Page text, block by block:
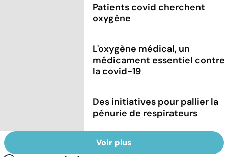
Patients covid cherchent
oxygène
L'oxygène médical, un
médicament essentiel contre
la covid-19
Des initiatives pour pallier la
pénurie de respirateurs
Voir plus